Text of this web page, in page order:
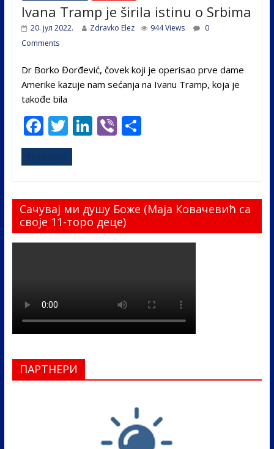
Ivana Tramp je širila istinu o Srbima
20. јул 2022. Zdravko Elez 944 Views
0
Comments
Dr Borko Đorđević, čovek koji je operisao prve dame
Amerike kazuje nam sećanja na Ivanu Tramp, koja je
takođe bila
F
ac
e
o
o
k
T
w
itt
Li
dI
n
Vi S
Сачувај ми душу Боже (Маја Ковачевић са
своје 11-торо деце)
ПАРТНЕРИ